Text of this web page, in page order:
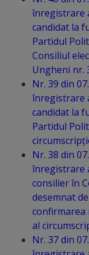
de
turistic
(harta
înregistrare
candidat la
Partidul
Consiliul
Ungheni nr.
Nr. 39 din
înregistrare
candidat la
Partidul
Nr. 38 din
înregistrare
consilier în
desemnat
confirmarea
al
Nr. 37 din